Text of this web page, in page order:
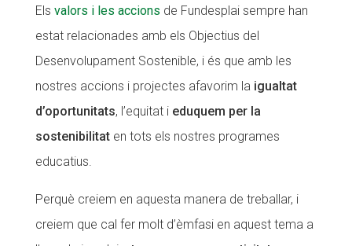
Els valors i les accions de Fundesplai sempre han
estat relacionades amb els Objectius del
Desenvolupament Sostenible, i és que amb les
nostres accions i projectes afavorim la igualtat
d’oportunitats, l’equitat i eduquem per la
sostenibilitaten tots els nostres programes
educatius.
Perquè creiem en aquesta manera de treballar, i
creiem que cal fer molt d’èmfasi en aquest tema a